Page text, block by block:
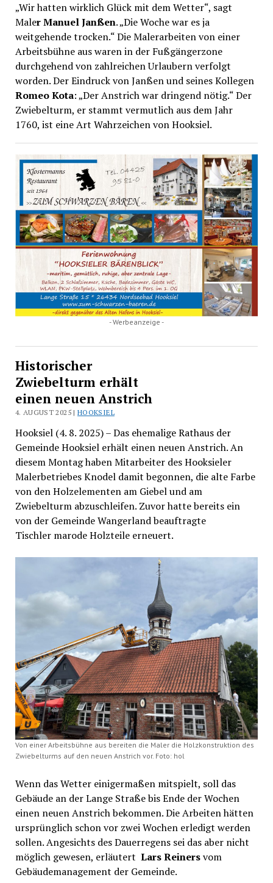
„Wir hatten wirklich Glück mit dem Wetter“, sagt
Maler Manuel Janßen. „Die Woche war es ja
weitgehende trocken.“ Die Malerarbeiten von einer
Arbeitsbühne aus waren in der Fußgängerzone
durchgehend von zahlreichen Urlaubern verfolgt
worden. Der Eindruck von Janßen und seines Kollegen
Romeo Kota: „Der Anstrich war dringend nötig.“ Der
Zwiebelturm, er stammt vermutlich aus dem Jahr
1760, ist eine Art Wahrzeichen von Hooksiel.
- Werbeanzeige -
Historischer
Zwiebelturm erhält
einen neuen Anstrich
4. AUGUST 2025 |HOOKSIEL
Hooksiel (4. 8. 2025) – Das ehemalige Rathaus der
Gemeinde Hooksiel erhält einen neuen Anstrich. An
diesem Montag haben Mitarbeiter des Hooksieler
Malerbetriebes Knodel damit begonnen, die alte Farbe
von den Holzelementen am Giebel und am
Zwiebelturm abzuschleifen. Zuvor hatte bereits ein
von der Gemeinde Wangerland beauftragte
Tischler marode Holzteile erneuert.
Von einer Arbeitsbühne aus bereiten die Maler die Holzkonstruktion des
Zwiebelturms auf den neuen Anstrich vor. Foto: hol
Wenn das Wetter einigermaßen mitspielt, soll das
Gebäude an der Lange Straße bis Ende der Wochen
einen neuen Anstrich bekommen. Die Arbeiten hätten
ursprünglich schon vor zwei Wochen erledigt werden
sollen. Angesichts des Dauerregens sei das aber nicht
möglich gewesen, erläutert Lars Reinersvom
Gebäudemanagement der Gemeinde.